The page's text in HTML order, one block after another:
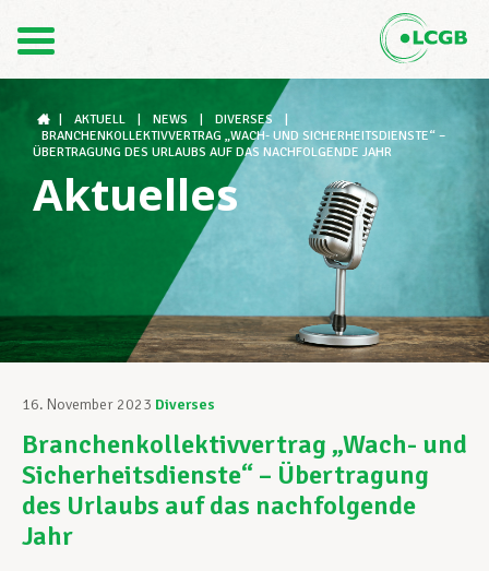
FR
Der LCGB
Gewerkschaftsstrukturen
Unterstützung im Arbeitsalltag
Ihre Rechte
AKTUELL NEWS DIVERSES
BRANCHENKOLLEKTIVVERTRAG „WACH- UND SICHERHEITSDIENSTE“ –
ÜBERTRAGUNG DES URLAUBS AUF DAS NACHFOLGENDE JAHR
Aktuelles
16. November 2023 Diverses
Branchenkollektivvertrag „Wach- und
Sicherheitsdienste“ – Übertragung
des Urlaubs auf das nachfolgende
Jahr